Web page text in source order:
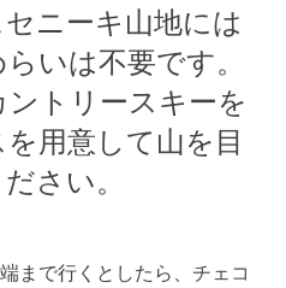
ニーキ山地には
いは不要です。
トリースキーを
用意して山を目
さい。
まで行くとしたら、チェコ